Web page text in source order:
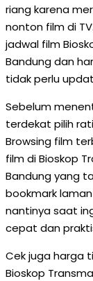
riang karena
nonton film di
jadwal film
Bandung dan
tidak perlu
Sebelum
terdekat pilih
Browsing film
film di Bioskop
Bandung yang
bookmark laman
nantinya saat
cepat dan
Cek juga harga
Bioskop